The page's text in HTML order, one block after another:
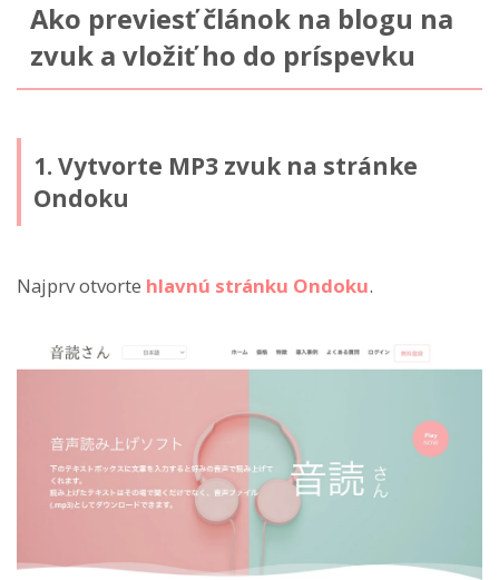
Ako previesť článok na blogu na
zvuk a vložiť ho do príspevku
1. Vytvorte MP3 zvuk na stránke
Ondoku
Najprv otvorte hlavnú stránku Ondoku.